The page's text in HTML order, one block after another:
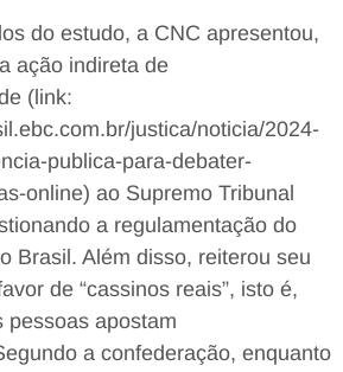
do estudo, a CNC apresentou,
ação indireta de
(link:
justica/noticia/2024-
publica-para-debater-
online) ao Supremo Tribunal
a regulamentação do
Brasil. Além disso, reiterou seu
de “cassinos reais”, isto é,
pessoas apostam
a confederação, enquanto